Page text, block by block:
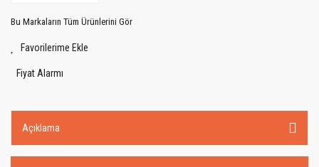
Bu Markaların Tüm Ürünlerini Gör
Fiyat Alarmı
Açıklama